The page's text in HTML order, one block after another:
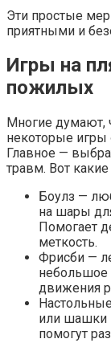
Эти простые
приятными и
Игры на
пожилых
Многие думают,
некоторые игры
Главное —
травм. Вот
Боулз —
на шары
Помогает
меткость.
Фрисби —
небольшое
движения
или шашки
помогут